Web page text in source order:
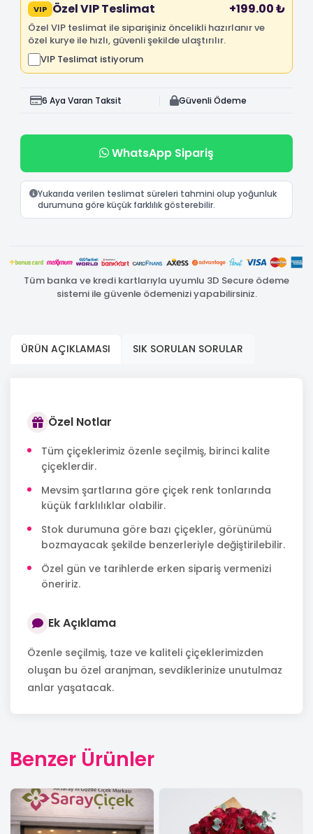
VIP Özel VIP Teslimat +199.00 ₺
Özel VIP teslimat ile siparişiniz öncelikli hazırlanır ve
özel kurye ile hızlı, güvenli şekilde ulaştırılır.
VIP Teslimat istiyorum
6 Aya Varan Taksit Güvenli Ödeme
WhatsApp Sipariş
Yukarıda verilen teslimat süreleri tahmini olup yoğunluk
durumuna göre küçük farklılık gösterebilir.
Tüm banka ve kredi kartlarıyla uyumlu 3D Secure ödeme
sistemi ile güvenle ödemenizi yapabilirsiniz.
ÜRÜN AÇIKLAMASI SIK SORULAN SORULAR
Özel Notlar
Tüm çiçeklerimiz özenle seçilmiş, birinci kalite
çiçeklerdir.
Mevsim şartlarına göre çiçek renk tonlarında
küçük farklılıklar olabilir.
Stok durumuna göre bazı çiçekler, görünümü
bozmayacak şekilde benzerleriyle değiştirilebilir.
Özel gün ve tarihlerde erken sipariş vermenizi
öneririz.
Ek Açıklama
Özenle seçilmiş, taze ve kaliteli çiçeklerimizden
oluşan bu özel aranjman, sevdiklerinize unutulmaz
anlar yaşatacak.
Benzer Ürünler